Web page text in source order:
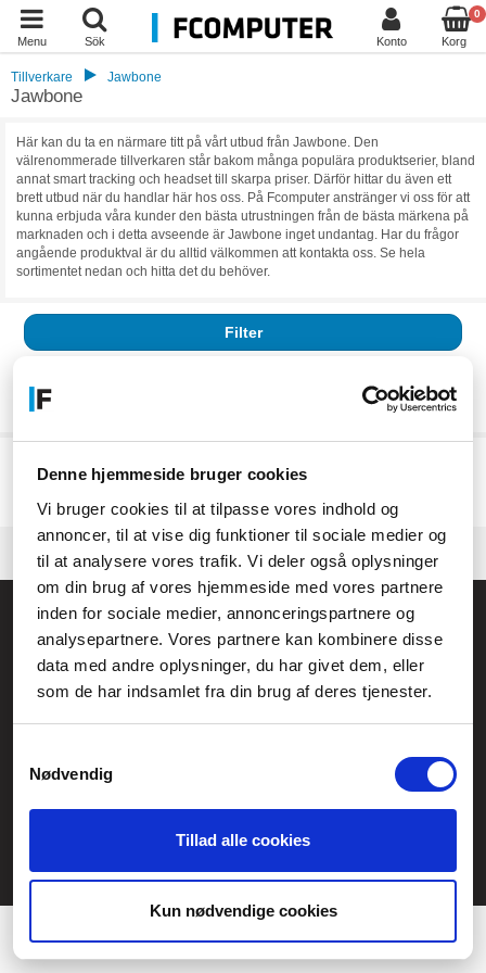
Denne hjemmeside bruger cookies
Vi bruger cookies til at tilpasse vores indhold og
annoncer, til at vise dig funktioner til sociale medier og
til at analysere vores trafik. Vi deler også oplysninger
om din brug af vores hjemmeside med vores partnere
inden for sociale medier, annonceringspartnere og
analysepartnere. Vores partnere kan kombinere disse
data med andre oplysninger, du har givet dem, eller
som de har indsamlet fra din brug af deres tjenester.
Nødvendig
Tillad alle cookies
Kun nødvendige cookies
Menu Sök Konto
0
Korg
Tillverkare Jawbone
Jawbone
Här kan du ta en närmare titt på vårt utbud från Jawbone. Den
välrenommerade tillverkaren står bakom många populära produktserier, bland
annat smart tracking och headset till skarpa priser. Därför hittar du även ett
brett utbud när du handlar här hos oss. På Fcomputer anstränger vi oss för att
kunna erbjuda våra kunder den bästa utrustningen från de bästa märkena på
marknaden och i detta avseende är Jawbone inget undantag. Har du frågor
angående produktval är du alltid välkommen att kontakta oss. Se hela
sortimentet nedan och hitta det du behöver.
Filter
ellertillverkaren.
produkt.
Allmänna frågor:
kundservice@fcomputer.se
Service- och reklamationsavdelningen:
service@fcomputer.se
Ångra köp
Datasäkerhet/cookies